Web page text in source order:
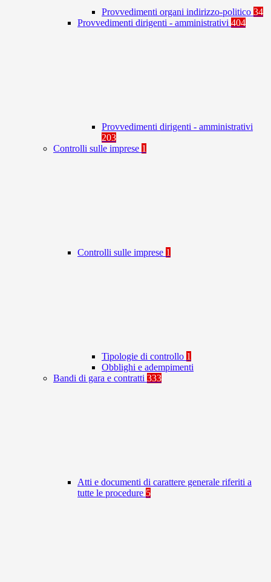
Provvedimenti organi indirizzo-politico 34
Provvedimenti dirigenti - amministrativi 404
Provvedimenti dirigenti - amministrativi
203
Controlli sulle imprese 1
Controlli sulle imprese 1
Tipologie di controllo 1
Obblighi e adempimenti
Bandi di gara e contratti 333
Atti e documenti di carattere generale riferiti a
tutte le procedure 5